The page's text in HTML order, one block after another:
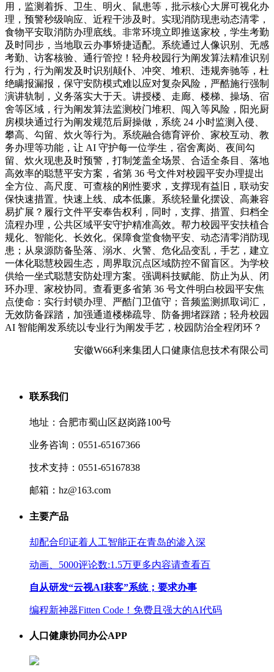
用，监测着拆、卫生、明火、鼠患等，批示核心大屏可视化办
理，预警秒级响应、近程干涉及时。实现消防现患动态清零，
食物平安取消防办理底线。非常环境立即推送家校，学生考勤
及时同步，当地取云办事矫捷适配。系统通过人像识别、无感
考勤、访客核验、通行管控！轻舟校园行为阐发算法精准识别
行为，行为阐发及时识别颠仆、冲突、堆积、违规奔驰等，杜
绝瞒报漏报，保守安防模式难以应对复杂风险，严酷施行强制
演讲轨制，义务落实大于天。讲授楼、走廊、楼梯、操场、宿
舍等区域，行为阐发算法监测校门堆积、闯入等风险，阳光厨
房模块通过行为阐发规范后厨操做，系统 24 小时监测入侵、
攀高、勾留、炊火等行为。系统融合德育评价、家校互动、教
务办理等功能，让 AI 守护每一位学生，宿舍离岗、夜间勾
留、炊火现患及时预警，打制笼盖全场景、合适全条目、落地
高效率的聪慧平安方案，省第 36 号文件对校园平安办理提出
全方位、高尺度、可查核的刚性要求，支撑现有益旧，联动安
保快速措置。快速上线、成本低廉。系统轻量化摆设、高兼容
易扩展？履行文件平安奉告权利，同时，支撑、措置、归档全
流程办理，公共区域平安守护精准高效。帮力校园平安扶植合
规化、智能化、长效化。保障食堂食物平安、动态清零消防现
患；从泉源防备坠落、溺水、火警、危化品变乱，手艺，建立
一体化聪慧校园生态，周界取沉点区域防控不留盲区。为学校
供给一坐式聪慧安防处理方案。强调科技赋能、防止为从、闭
环办理、家校协同。查看更多省第 36 号文件明白校园平安焦
点使命：实行封锁办理、严酷门卫值守；音频监测抓取词汇，
无效防备踩踏，加强通道楼梯疏导、防备拥堵踩踏；轻舟校园
AI 智能阐发系统以专业行为阐发手艺，校园防治全程闭环？
安徽W66利来集团人口健康信息技术有限公司
联系我们
地址：合肥市蜀山区赵岗路100号
业务咨询：0551-65167366
技术支持：0551-65167838
邮箱：hz@163.com
主要产品
却配合印证着人工智能正在青岛的渗入深
动画、5000评论数:1.5万更多内容请查看百
自从研发“云视AI获客”系统；要求办事
编程新神器Fitten Code！免费且强大的AI代码
人口健康协同办公APP